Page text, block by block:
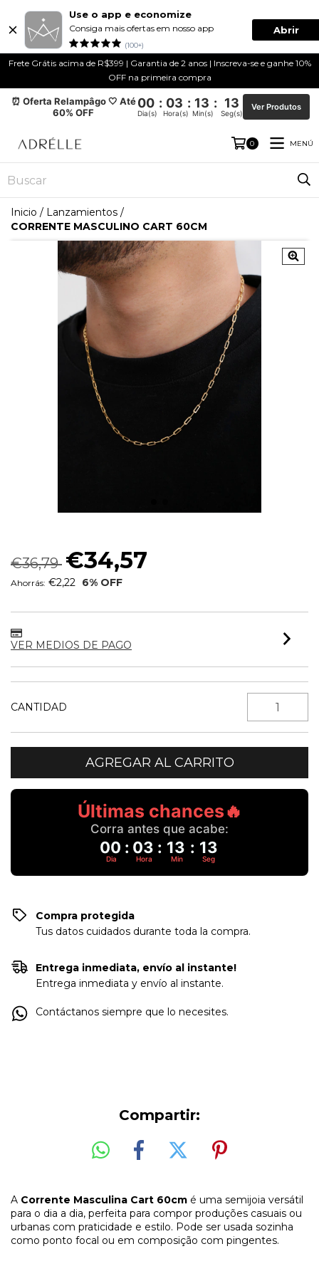
Use o app e economize
Consiga mais ofertas em nosso app
(100+)
Abrir
Frete Grátis acima de R$399 | Garantia de 2 anos | Inscreva-se e ganhe 10%
OFF na primeira compra
⏰ Oferta Relampâgo 🤍 Até
60% OFF
00 : 03 : 13 : 13
Dia(s) Hora(s) Min(s) Seg(s)
Ver Produtos
0 MENÚ
Inicio / Lanzamientos /
CORRENTE MASCULINO CART 60CM
€36,79 €34,57
Ahorrás: €2,22 6% OFF
VER MEDIOS DE PAGO
CANTIDAD
Últimas chances🔥
Corra antes que acabe:
00 : 03 : 13 : 13
Dia Hora Min Seg
Compra protegida
Tus datos cuidados durante toda la compra.
Entrega inmediata, envío al instante!
Entrega inmediata y envío al instante.
Contáctanos siempre que lo necesites.
Compartir:
A Corrente Masculina Cart 60cm é uma semijoia versátil
para o dia a dia, perfeita para compor produções casuais ou
urbanas com praticidade e estilo. Pode ser usada sozinha
como ponto focal ou em composição com pingentes.